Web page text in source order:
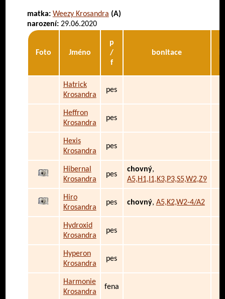
matka: Weezy Krosandra (A)
narození: 29.06.2020
Foto Jméno
p
/
f
bonitace
Hatrick
Krosandra
pes
Heffron
Krosandra
pes
Hexis
Krosandra
pes
Hibernal
Krosandra
pes
chovný,
A5,H1,I1,K3,P3,S5,W2,Z9
Hiro
Krosandra
pes chovný, A5,K2,W2-4/A2
Hydroxid
Krosandra
pes
Hyperon
Krosandra
pes
Harmonie
Krosandra
fena